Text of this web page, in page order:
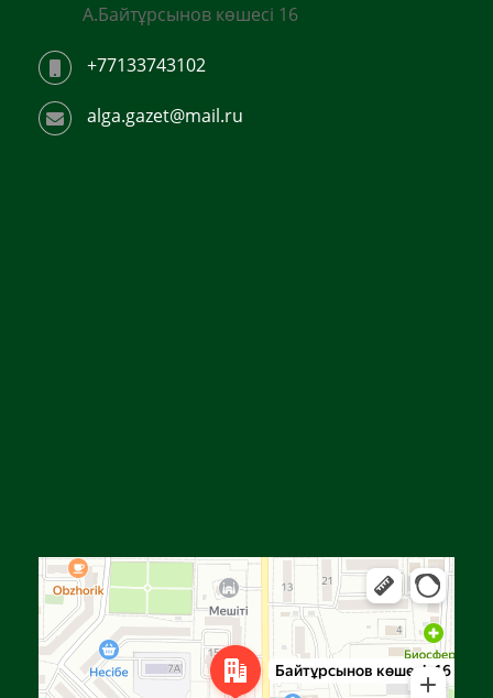
А.Байтұрсынов көшесі 16
+77133743102
alga.gazet@mail.ru
Яндекс Карталар — көлік, навигация, орындарды іздеу